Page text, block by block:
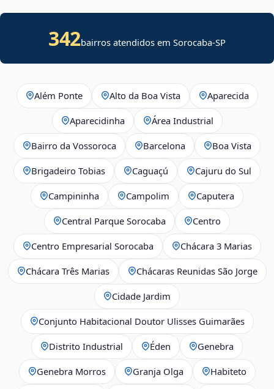
342bairros atendidos em Sorocaba-SP
Além Ponte Alto da Boa Vista Aparecida
Aparecidinha Área Industrial
Bairro da Vossoroca Barcelona Boa Vista
Brigadeiro Tobias Caguaçú Cajuru do Sul
Campininha Campolim Caputera
Central Parque Sorocaba Centro
Centro Empresarial Sorocaba Chácara 3 Marias
Chácara Três Marias Chácaras Reunidas São Jorge
Cidade Jardim
Conjunto Habitacional Doutor Ulisses Guimarães
Distrito Industrial Éden Genebra
Genebra Morros Granja Olga Habiteto